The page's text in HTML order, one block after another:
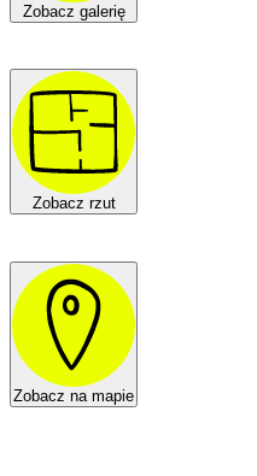
Zobacz galerię
Zobacz rzut
Zobacz na mapie